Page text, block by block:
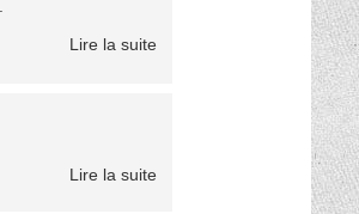
Lire la suite
Lire la suite